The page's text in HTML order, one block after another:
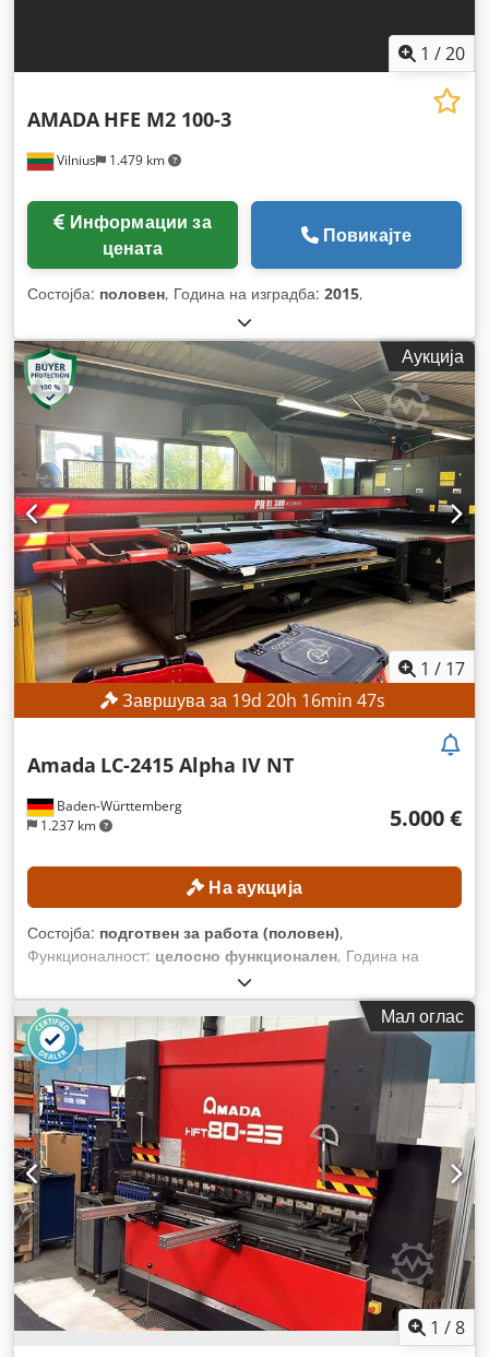
1 /20
Vilnius 1.479 km
AMADA HFE M2 100-3
цената
Повикајте
Состојба: половен, Година на изградба: 2015,
Аукција
1 / 17
Завршува за 19d 20h 16min 44s
Baden-Württemberg
1.237 km
Amada LC-2415 Alpha IV NT
5.000 €
На аукција
Состојба: подготвен за работа (половен),
Функционалност: целосно функционален, Година на
, работни часови:
возило:007, моќност на ласерот:4.000 W, максимална
дебелина на челичен лим:12 мм , максимална дебелина на
лим од не'рѓосувачки челик:
, макс. дебелина на
алуминиев лист: 8 мм, растојание на движење на Х-оската:
2.520 мм, движење по оската Y: 1.550 мм
, растојание на
движење Z-оска:300 мм,
Мал оглас
1 /8